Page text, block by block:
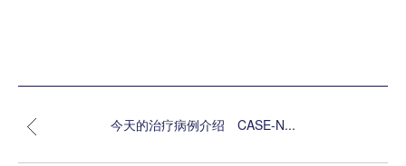
今天的治疗病例介绍 CASE-N...